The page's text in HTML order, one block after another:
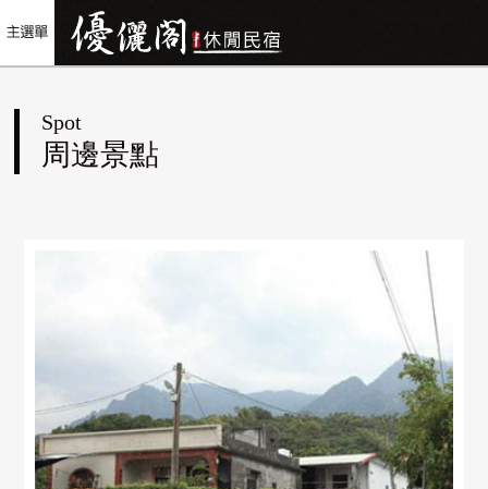
Spot
周邊景點